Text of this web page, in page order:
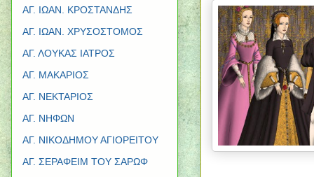
ΑΓ. ΙΩΑΝ. ΚΡΟΣΤΑΝΔΗΣ
ΑΓ. ΙΩΑΝ. ΧΡΥΣΟΣΤΟΜΟΣ
ΑΓ. ΛΟΥΚΑΣ ΙΑΤΡΟΣ
ΑΓ. ΜΑΚΑΡΙΟΣ
ΑΓ. ΝΕΚΤΑΡΙΟΣ
ΑΓ. ΝΗΦΩΝ
ΑΓ. ΝΙΚΟΔΗΜΟΥ ΑΓΙΟΡΕΙΤΟΥ
ΑΓ. ΣΕΡΑΦΕΙΜ ΤΟΥ ΣΑΡΩΦ